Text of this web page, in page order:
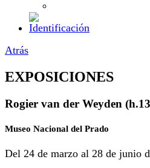
Atrás
EXPOSICIONES
Rogier van der Weyden
Museo Nacional del Prado
Del 24 de marzo al 28 de junio